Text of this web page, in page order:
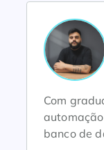
Com
banco de